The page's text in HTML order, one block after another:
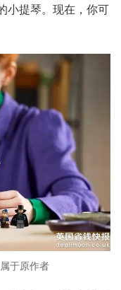
小提琴。现在，你可
于原作者